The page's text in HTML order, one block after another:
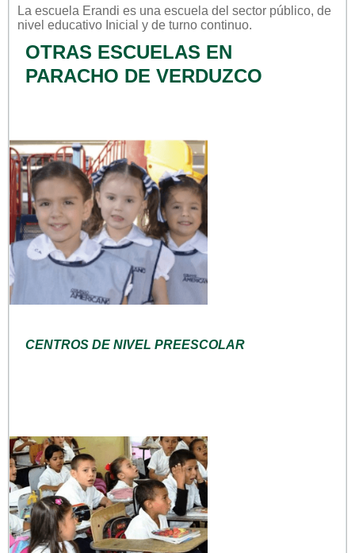
La escuela Erandi es una escuela del sector público, de
nivel educativo Inicial y de turno continuo.
OTRAS ESCUELAS EN
PARACHO DE VERDUZCO
CENTROS DE NIVEL PREESCOLAR